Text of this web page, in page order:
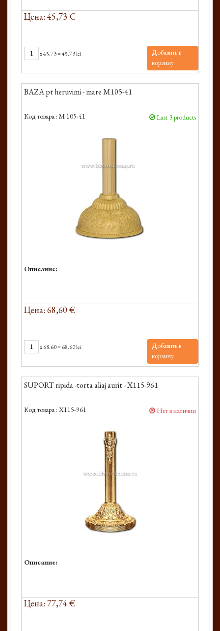
Цена: 45,73 €
x45.73=45.73 lei
Добавить в
корзину
BAZA pt heruvimi - mare M105-41
Код товара : M 105-41 Last 3 products
Описание:
Цена: 68,60 €
x68.60= 68.60 lei
Добавить в
корзину
SUPORT ripida -torta aliaj aurit - X115-961
Код товара : X115-961 Нет в наличии
Описание:
Цена: 77,74 €